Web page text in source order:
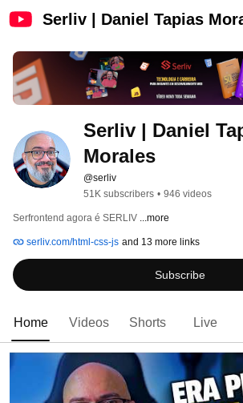
Serliv | Daniel Tapias
Serliv | Daniel
Morales
@serliv
51K subscribers • 946 videos
Serfrontend agora é SERLIV ...more
serliv.com/html-css-js and 13 more links
Subscribe
Home Videos Shorts Live